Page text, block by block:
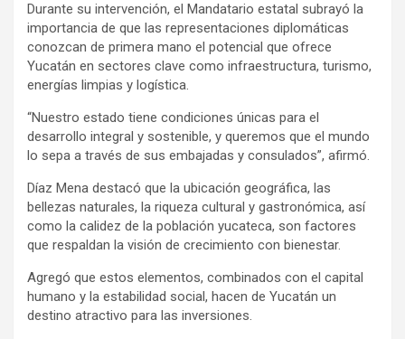
Durante su intervención, el Mandatario estatal subrayó la
importancia de que las representaciones diplomáticas
conozcan de primera mano el potencial que ofrece
Yucatán en sectores clave como infraestructura, turismo,
energías limpias y logística.
“Nuestro estado tiene condiciones únicas para el
desarrollo integral y sostenible, y queremos que el mundo
lo sepa a través de sus embajadas y consulados”, afirmó.
Díaz Mena destacó que la ubicación geográfica, las
bellezas naturales, la riqueza cultural y gastronómica, así
como la calidez de la población yucateca, son factores
que respaldan la visión de crecimiento con bienestar.
Agregó que estos elementos, combinados con el capital
humano y la estabilidad social, hacen de Yucatán un
destino atractivo para las inversiones.